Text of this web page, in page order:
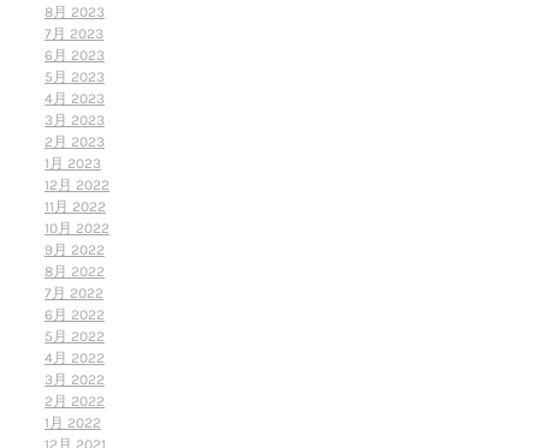
8月 2023
7月 2023
6月 2023
5月 2023
4月 2023
3月 2023
2月 2023
1月 2023
12月 2022
11月 2022
10月 2022
9月 2022
8月 2022
7月 2022
6月 2022
5月 2022
4月 2022
3月 2022
2月 2022
1月 2022
12月 2021